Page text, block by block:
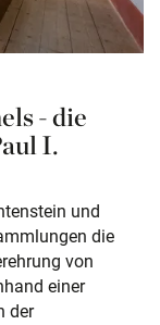
- die
I.
und
die
von
einer
der